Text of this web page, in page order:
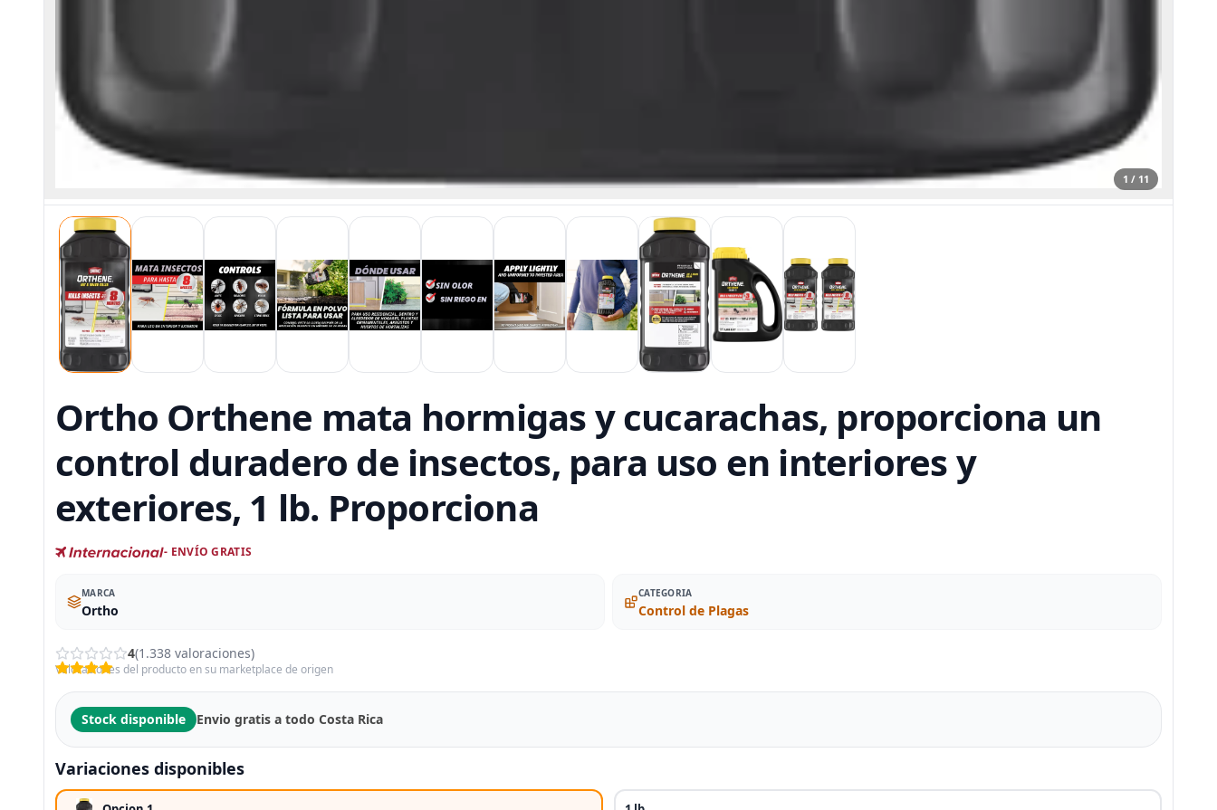
1 / 11
Ortho Orthene mata hormigas y cucarachas, proporciona un
control duradero de insectos, para uso en interiores y
exteriores, 1 lb. Proporciona
- ENVÍO GRATIS
MARCA
Ortho
CATEGORIA
Control de Plagas
4(1.338 valoraciones)
Valoraciones del producto en su marketplace de origen
Stock disponible Envio gratis a todo Costa Rica
Variaciones disponibles